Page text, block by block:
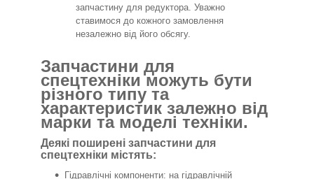
запчастину для редуктора. Уважно
ставимося до кожного замовлення
незалежно від його обсягу.
Запчастини для
спецтехніки можуть бути
різного типу та
характеристик залежно від
марки та моделі техніки.
Деякі поширені запчастини для
спецтехніки містять:
Гідравлічні компоненти: на гідравлічній